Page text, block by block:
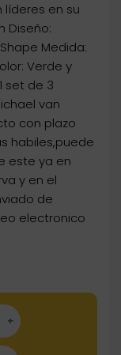
líderes en su
Diseño:
Medida:
Verde y
set de 3
van
con plazo
habiles,puede
este ya en
y en el
de
electronico
Darts Fusion